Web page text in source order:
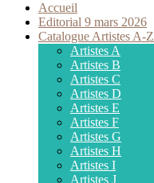
Accueil
Editorial 9 mars 2026
Catalogue Artistes A-Z
Artistes A
Artistes B
Artistes C
Artistes D
Artistes E
Artistes F
Artistes G
Artistes H
Artistes I
Artistes J